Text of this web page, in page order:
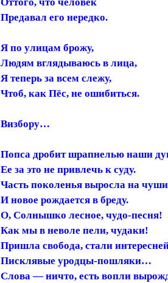
Оттого, что человек
Предавал его нередко.
Я по улицам брожу,
Людям вглядываюсь в лица,
Я теперь за всем слежу,
Чтоб, как Пёс, не ошибиться.
Визбору…
Попса дробит шрапнелью наши
Ее за это не привлечь к суду.
Часть поколенья выросла на
И новое рождается в бреду.
О, Солнышко лесное, чудо-песня!
Как мы в неволе пели, чудаки!
Пришла свобода, стали
Писклявые уродцы-пошляки…
Слова — ничто, есть вопли